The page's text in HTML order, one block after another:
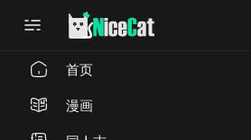
首页
漫画